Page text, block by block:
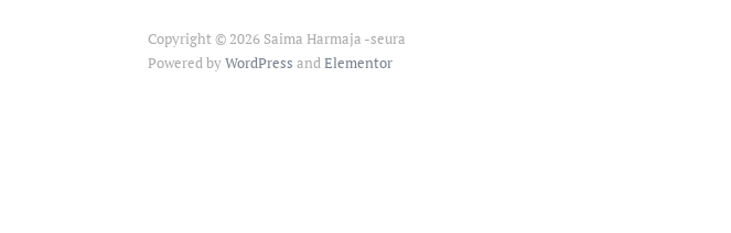
Copyright © 2026 Saima Harmaja -seura
Powered byWordPress andElementor